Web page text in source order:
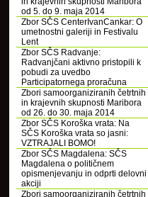
od 5. do 9. maja 2014
Zbor SČS CenterIvanCankar: O
umetnostni galeriji in Festivalu
Lent
Zbor SČS Radvanje:
Radvanjčani aktivno pristopili k
pobudi za uvedbo
Participatornega proračuna
Zbori samoorganiziranih četrtnih
in krajevnih skupnosti Maribora
od 26. do 30. maja 2014
Zbor SČS Koroška vrata: Na
SČS Koroška vrata so jasni:
VZTRAJALI BOMO!
Zbor SČS Magdalena: SČS
Magdalena o političnem
opismenjevanju in odprti delovni
akciji
Zbori samoorganiziranih četrtnih